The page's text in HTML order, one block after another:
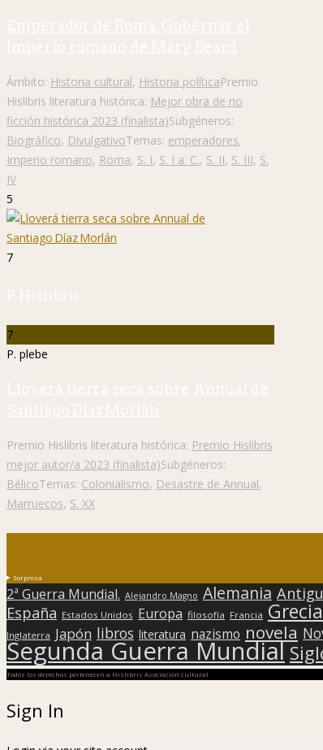
Emperador de Roma. Gobernar el
Imperio romano de Mary Beard
Ámbito: Historia cultural, Historia políticaPremio
Hislibris literatura histórica: Mejor obra de no
ficción histórica 2023 (finalista)Subgéneros:
Biográfico, DivulgativoTemas: emperadores,
Imperio romano, Roma, S. I, S. I a. C., S. II, S. III, S.
IV
5
7
P. Hislibris
7
P. plebe
Lloverá tierra seca sobre Annual de
Santiago Díaz Morlán
Premio Hislibris literatura histórica: Premio Hislibris
mejor autor/a 2023 (finalista)Subgéneros:
BélicoTemas: Colonialismo, Desastre de Annual,
Marruecos, S. XX
Sorpresa
2ª Guerra Mundial. Alejandro Magno Alemania
España Estados Unidos Europa filosofía Francia Grecia
Inglaterra Japón libros literatura nazismo novela
Segunda Guerra Mundial
Todos los derechos pertenecen a Hislibris Asociación cultural
Sign In